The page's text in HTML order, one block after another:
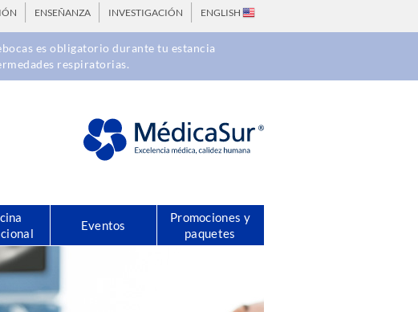
ENSEÑANZA INVESTIGACIÓN ENGLISH
es obligatorio durante tu estancia
respiratorias.
Eventos
Promociones y
paquetes